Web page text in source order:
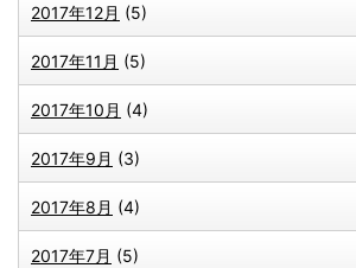
2017年12月 (5)
2017年11月 (5)
2017年10月 (4)
2017年9月 (3)
2017年8月 (4)
2017年7月 (5)